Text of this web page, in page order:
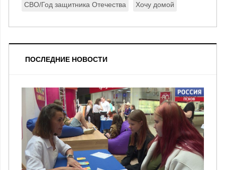
СВО/Год защитника Отечества Хочу домой
ПОСЛЕДНИЕ НОВОСТИ